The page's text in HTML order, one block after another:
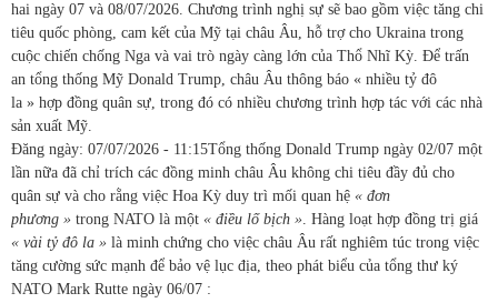
hai ngày 07 và 08/07/2026. Chương trình nghị sự sẽ bao gồm việc tăng chi
tiêu quốc phòng, cam kết của Mỹ tại châu Âu, hỗ trợ cho Ukraina trong
cuộc chiến chống Nga và vai trò ngày càng lớn của Thổ Nhĩ Kỳ. Để trấn
an tổng thống Mỹ Donald Trump, châu Âu thông báo « nhiều tỷ đô
la » hợp đồng quân sự, trong đó có nhiều chương trình hợp tác với các nhà
sản xuất Mỹ.
Đăng ngày: 07/07/2026 - 11:15Tổng thống Donald Trump ngày 02/07 một
lần nữa đã chỉ trích các đồng minh châu Âu không chi tiêu đầy đủ cho
quân sự và cho rằng việc Hoa Kỳ duy trì mối quan hệ « đơn
phương » trong NATO là một « điều lố bịch ». Hàng loạt hợp đồng trị giá
« vài tỷ đô la » là minh chứng cho việc châu Âu rất nghiêm túc trong việc
tăng cường sức mạnh để bảo vệ lục địa, theo phát biểu của tổng thư ký
NATO Mark Rutte ngày 06/07 :